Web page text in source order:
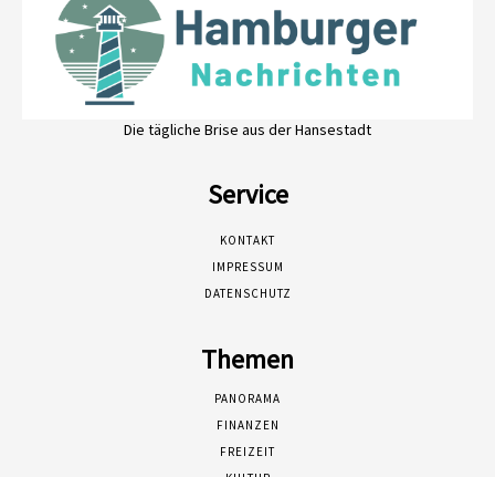
Die tägliche Brise aus der Hansestadt
Service
KONTAKT
IMPRESSUM
DATENSCHUTZ
Themen
PANORAMA
FINANZEN
FREIZEIT